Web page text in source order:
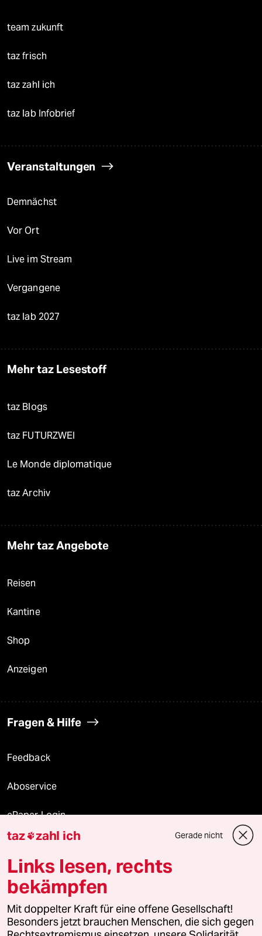
team zukunft
taz frisch
taz zahl ich
taz lab Infobrief
Veranstaltungen
Demnächst
Vor Ort
Live im Stream
Vergangene
taz lab 2027
Mehr taz Lesestoff
taz Blogs
taz FUTURZWEI
Le Monde diplomatique
taz Archiv
Mehr taz Angebote
Reisen
Kantine
Shop
Anzeigen
Fragen & Hilfe
Feedback
Aboservice
ePaper Login
Downloads für Abonnierende
© 2026 taz Verlags und Vertriebs GmbH
Alle Rechte vorbehalten. Bei rechtlichen Fragen oder für Genehmigungen
wenden Sie sich bitte an
lizenzen@taz.de
taz zahl ich Gerade nicht
Links lesen, rechts
bekämpfen
Mit doppelter Kraft für eine offene Gesellschaft!
Besonders jetzt brauchen Menschen, die sich gegen